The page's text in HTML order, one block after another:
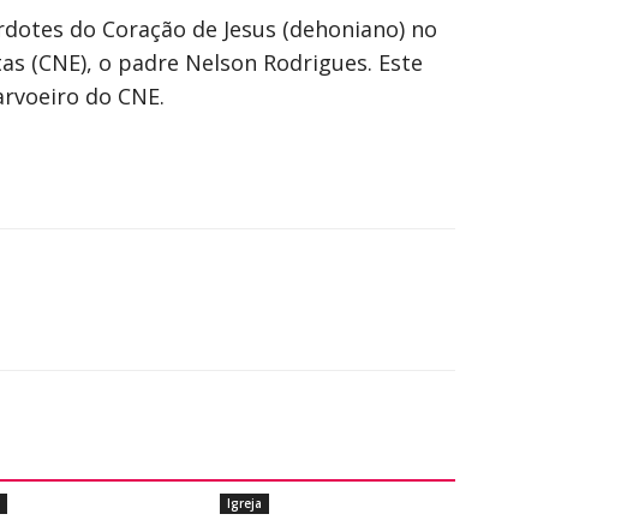
do Coração de Jesus (dehoniano) no
(CNE), o padre Nelson Rodrigues. Este
do CNE.
Igreja